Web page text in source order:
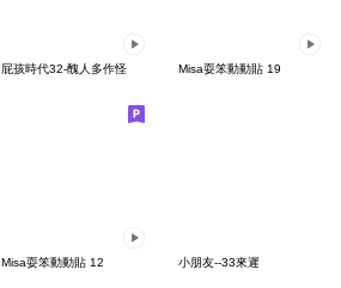
屁孩時代32-醜人多作怪 Misa耍笨動動貼 19
Misa耍笨動動貼 12 小朋友--33來遲